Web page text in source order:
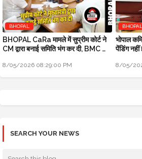
BHOPAL
BHOPAL CaRa मामले में सुप्रीम कोर्ट ने
CM द्वारा बनाई समिति भंग कर दी, BMC को
8/05/2026 08:29:00 PM
BHOPAL
भोपाल
पेंडिंग नहीं
8/05/
SEARCH YOUR NEWS